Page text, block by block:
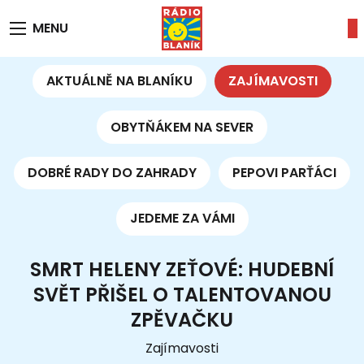
MENU
AKTUÁLNĚ NA BLANÍKU ZAJÍMAVOSTI
OBYTŇÁKEM NA SEVER
DOBRÉ RADY DO ZAHRADY PEPOVI PARŤÁCI
JEDEME ZA VÁMI
SMRT HELENY ZEŤOVÉ: HUDEBNÍ
SVĚT PŘIŠEL O TALENTOVANOU
ZPĚVAČKU
Zajímavosti